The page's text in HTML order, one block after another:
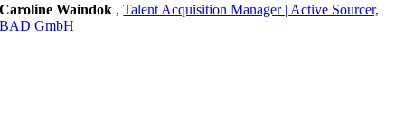
Caroline Waindok ,Talent Acquisition Manager | Active Sourcer,
BAD GmbH